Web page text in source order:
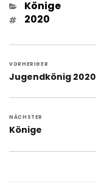
Kategorien
Könige
Schlagwörter
2020
VORHERIGER
Vorheriger
Jugendkönig 2020
NÄCHSTER
Nächster
Könige